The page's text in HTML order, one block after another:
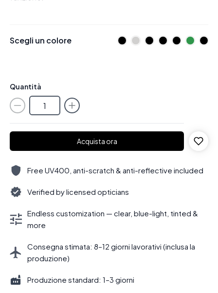
Scegli un colore
Quantità
Acquista ora
Free UV400, anti-scratch & anti-reflective included
Verified by licensed opticians
Endless customization — clear, blue-light, tinted &
more
Consegna stimata: 8–12 giorni lavorativi (inclusa la
produzione)
Produzione standard: 1–3 giorni